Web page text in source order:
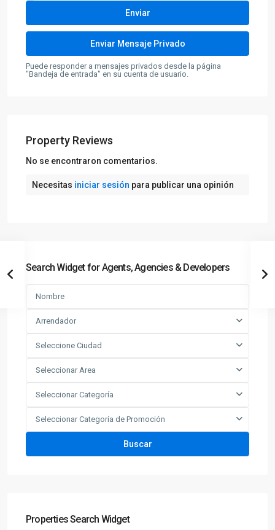
Puede responder a mensajes privados desde la página
"Bandeja de entrada" en su cuenta de usuario.
Property Reviews
No se encontraron comentarios.
Necesitas iniciar sesión para publicar una opinión
Search Widget for Agents, Agencies & Developers
Arrendador
Seleccione Ciudad
Seleccionar Area
Seleccionar Categoría
Seleccionar Categoría de Promoción
Buscar
Properties Search Widget